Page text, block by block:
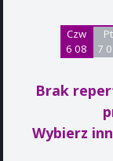
Czw
6 08
Pt
7
Brak
Wybierz